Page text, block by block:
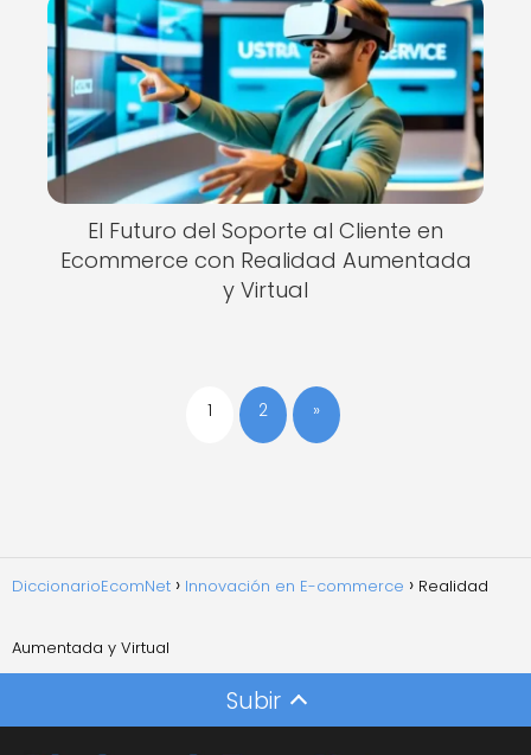
El Futuro del Soporte al Cliente en
Ecommerce con Realidad Aumentada
y Virtual
1 2 »
DiccionarioEcomNet Innovación en E-commerce Realidad
Aumentada y Virtual
Subir